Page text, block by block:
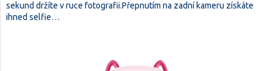
sekund držíte v ruce fotografii.Přepnutím na zadní kameru získáte
ihned selfie…